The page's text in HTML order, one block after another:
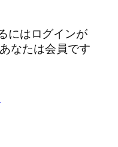
にはログインが
なたは会員です